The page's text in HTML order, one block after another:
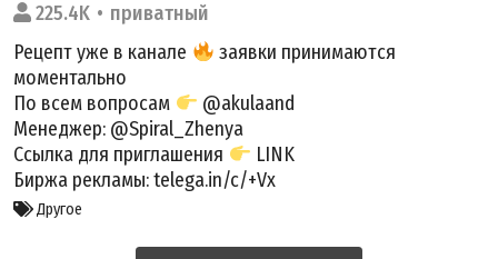
225.4K
приватный
Рецепт уже в канале
заявки принимаются
моментально
По всем вопросам
@akulaand
Менеджер: @Spiral_Zhenya
Ссылка для приглашения
LINK
Биржа рекламы: telega.in/c/+Vx
Другое